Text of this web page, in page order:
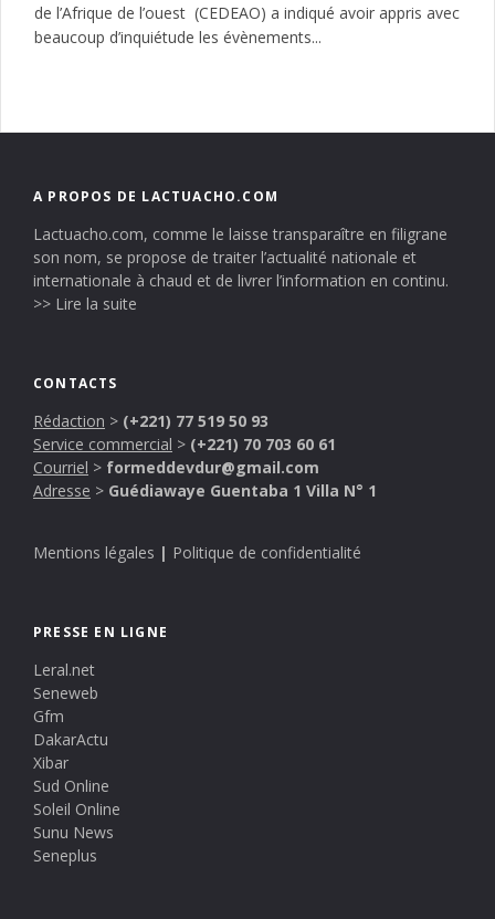
de l’Afrique de l’ouest (CEDEAO) a indiqué avoir appris avec
beaucoup d’inquiétude les évènements...
A PROPOS DE LACTUACHO.COM
Lactuacho.com, comme le laisse transparaître en filigrane
son nom, se propose de traiter l’actualité nationale et
internationale à chaud et de livrer l’information en continu.
>> Lire la suite
CONTACTS
Rédaction > (+221) 77 519 50 93
Service commercial > (+221) 70 703 60 61
Courriel > formeddevdur@gmail.com
Adresse > Guédiawaye Guentaba 1 Villa N° 1
Mentions légales | Politique de confidentialité
PRESSE EN LIGNE
Leral.net
Seneweb
Gfm
DakarActu
Xibar
Sud Online
Soleil Online
Sunu News
Seneplus